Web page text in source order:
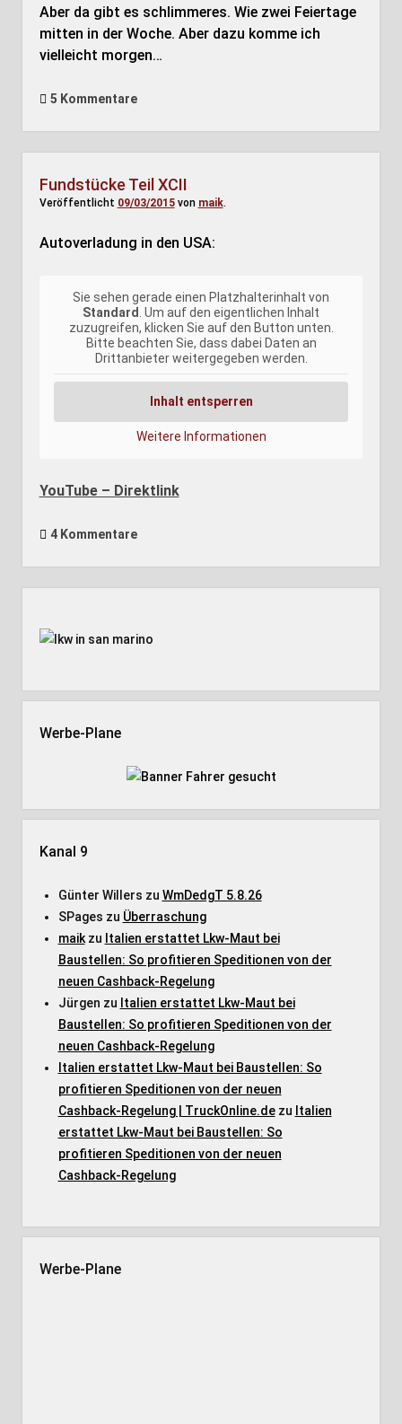
Aber da gibt es schlimmeres. Wie zwei Feiertage
mitten in der Woche. Aber dazu komme ich
vielleicht morgen…
5 Kommentare
Fundstücke Teil XCII
Veröffentlicht 09/03/2015von maik.
Autoverladung in den USA:
Sie sehen gerade einen Platzhalterinhalt von
Standard . Um auf den eigentlichen Inhalt
zuzugreifen, klicken Sie auf den Button unten.
Bitte beachten Sie, dass dabei Daten an
Drittanbieter weitergegeben werden.
Inhalt entsperren
Weitere Informationen
YouTube – Direktlink
4 Kommentare
Werbe-Plane
Kanal 9
Günter Willers zu WmDedgT 5.8.26
SPages zu Überraschung
maikzu Italien erstattet Lkw-Maut bei
Baustellen: So profitieren Speditionen von der
neuen Cashback-Regelung
Jürgen zu Italien erstattet Lkw-Maut bei
Baustellen: So profitieren Speditionen von der
neuen Cashback-Regelung
Italien erstattet Lkw-Maut bei Baustellen: So
profitieren Speditionen von der neuen
Cashback-Regelung | TruckOnline.dezu Italien
erstattet Lkw-Maut bei Baustellen: So
profitieren Speditionen von der neuen
Cashback-Regelung
Werbe-Plane